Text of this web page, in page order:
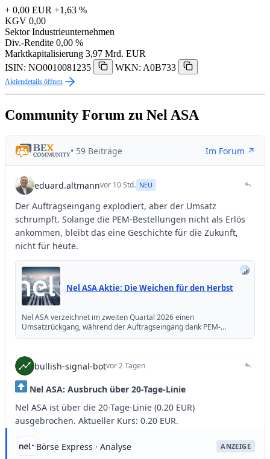
+ 0,00 EUR +1,63 %
KGV 0,00
Sektor Industrieunternehmen
Div.-Rendite 0,00 %
Marktkapitalisierung 3,97 Mrd. EUR
ISIN: NO0010081235
WKN: A0B733
Aktiendetails öffnen
Community Forum zu Nel ASA